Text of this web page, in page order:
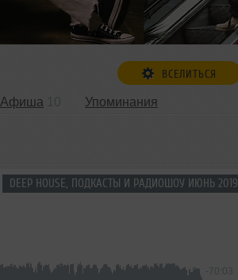
ВСЕЛИТЬСЯ
Афиша Упоминания
DEEP HOUSE, ПОДКАСТЫ И РАДИОШОУ ИЮНЬ 2019
-70:03